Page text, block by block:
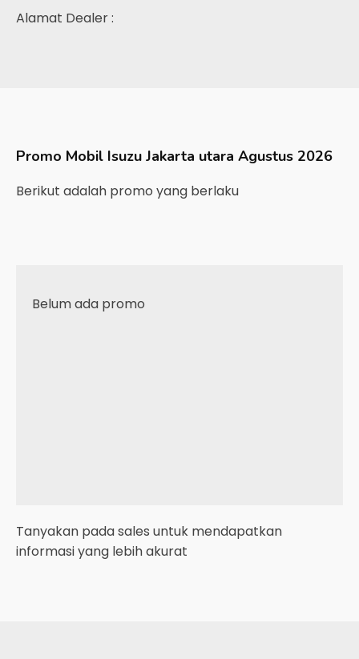
Alamat Dealer :
Promo Mobil Isuzu Jakarta utara Agustus 2026
Berikut adalah promo yang berlaku
Belum ada promo
Tanyakan pada sales untuk mendapatkan
informasi yang lebih akurat